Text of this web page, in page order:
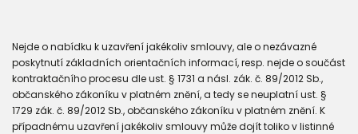
Nejde o nabídku k uzavření jakékoliv smlouvy, ale o nezávazné
poskytnutí základních orientačních informací, resp. nejde o součást
kontraktačního procesu dle ust. § 1731 a násl. zák. č. 89/2012 Sb.,
občanského zákoníku v platném znění, a tedy se neuplatní ust. §
1729 zák. č. 89/2012 Sb., občanského zákoníku v platném znění. K
případnému uzavření jakékoliv smlouvy může dojít toliko v listinné